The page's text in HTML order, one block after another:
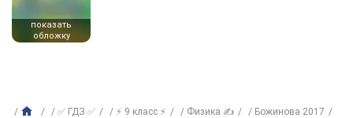
показать
обложку
✅ ГДЗ ✅ ⚡ 9 класс ⚡ Физика ✍
Божинова 2017